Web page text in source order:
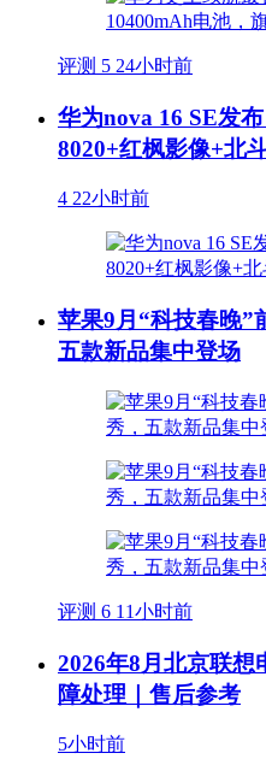
评测 5 24小时前
华为nova 16 SE发
8020+红枫影像+北
4 22小时前
苹果9月“科技春晚”
五款新品集中登场
评测 6 11小时前
2026年8月北京联想
障处理｜售后参考
5小时前